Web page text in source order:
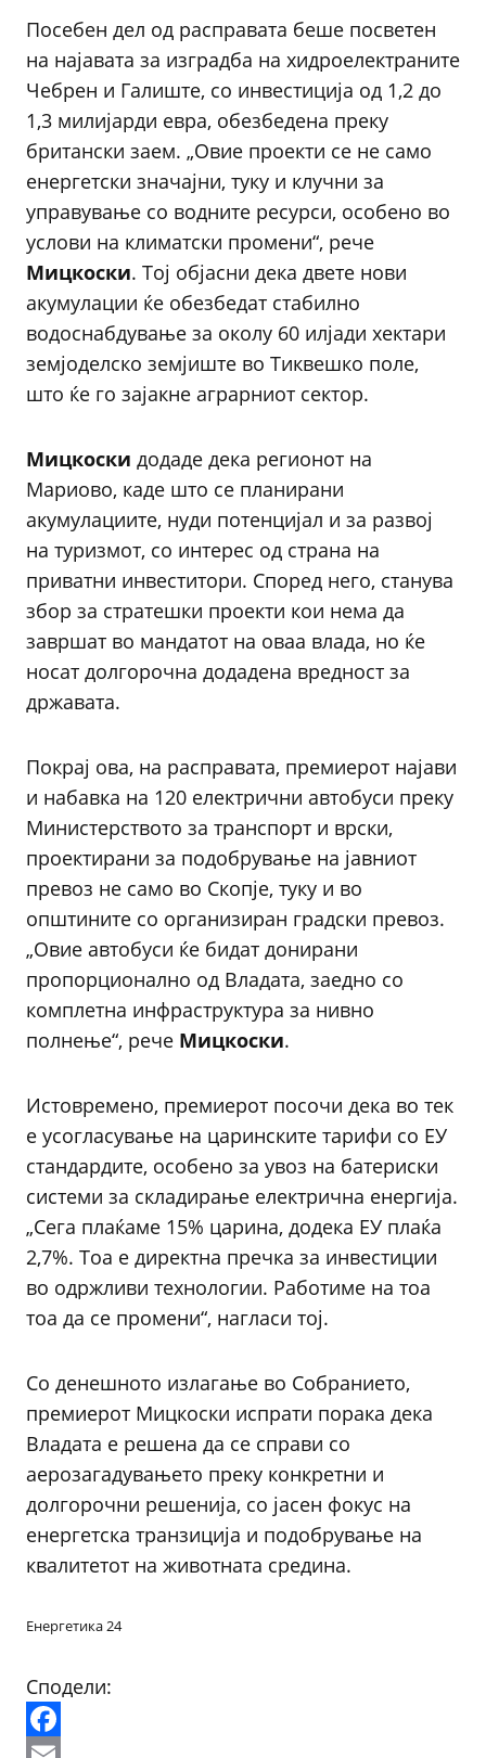
Посебен дел од расправата беше посветен
на најавата за изградба на хидроелектраните
Чебрен и Галиште, со инвестиција од 1,2 до
1,3 милијарди евра, обезбедена преку
британски заем. „Овие проекти се не само
енергетски значајни, туку и клучни за
управување со водните ресурси, особено во
услови на климатски промени“, рече
Мицкоски. Тој објасни дека двете нови
акумулации ќе обезбедат стабилно
водоснабдување за околу 60 илјади хектари
земјоделско земјиште во Тиквешко поле,
што ќе го зајакне аграрниот сектор.
Мицкоски додаде дека регионот на
Мариово, каде што се планирани
акумулациите, нуди потенцијал и за развој
на туризмот, со интерес од страна на
приватни инвеститори. Според него, станува
збор за стратешки проекти кои нема да
завршат во мандатот на оваа влада, но ќе
носат долгорочна додадена вредност за
државата.
Покрај ова, на расправата, премиерот најави
и набавка на 120 електрични автобуси преку
Министерството за транспорт и врски,
проектирани за подобрување на јавниот
превоз не само во Скопје, туку и во
општините со организиран градски превоз.
„Овие автобуси ќе бидат донирани
пропорционално од Владата, заедно со
комплетна инфраструктура за нивно
полнење“, рече Мицкоски.
Истовремено, премиерот посочи дека во тек
е усогласување на царинските тарифи со ЕУ
стандардите, особено за увоз на батериски
системи за складирање електрична енергија.
„Сега плаќаме 15% царина, додека ЕУ плаќа
2,7%. Тоа е директна пречка за инвестиции
во одржливи технологии. Работиме на тоа
тоа да се промени“, нагласи тој.
Со денешното излагање во Собранието,
премиерот Мицкоски испрати порака дека
Владата е решена да се справи со
аерозагадувањето преку конкретни и
долгорочни решенија, со јасен фокус на
енергетска транзиција и подобрување на
квалитетот на животната средина.
Енергетика 24
Сподели: